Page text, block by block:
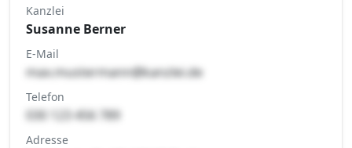
Kanzlei
Susanne Berner
E-Mail
max.mustermann@kanzlei.de
Telefon
030 123 456 789
Adresse